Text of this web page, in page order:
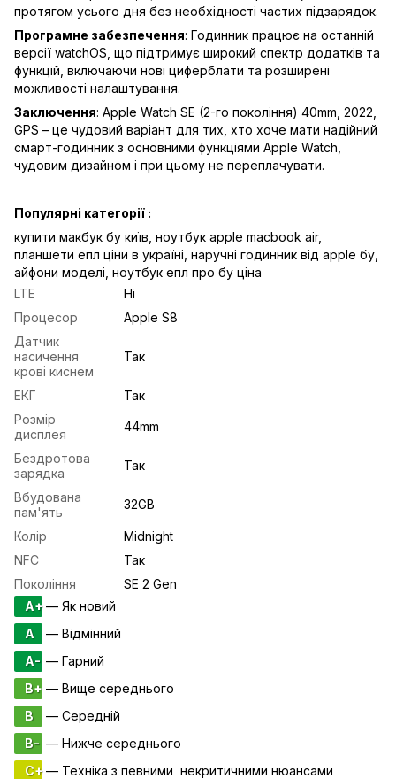
протягом усього дня без необхідності частих підзарядок.
Програмне забезпечення: Годинник працює на останній
версії watchOS, що підтримує широкий спектр додатків та
функцій, включаючи нові циферблати та розширені
можливості налаштування.
Заключення: Apple Watch SE (2-го покоління) 40mm, 2022,
GPS – це чудовий варіант для тих, хто хоче мати надійний
смарт-годинник з основними функціями Apple Watch,
чудовим дизайном і при цьому не переплачувати.
Популярні категорії :
купити макбук бу київ ноутбук apple macbook air,
планшети епл ціни в україні наручні годинник від apple бу
айфони моделі ноутбук епл про бу ціна
LTE
Ні
Процесор
Apple S8
Датчик
насичення
крові киснем
Так
ЕКГ
Так
Розмір
дисплея
44mm
Бездротова
зарядка
Так
Вбудована
пам'ять
32GB
Колір
Midnight
NFC
Так
Покоління
SE 2 Gen
A+— Як новий
A
— Відмінний
A- — Гарний
B+ — Вище середнього
B
— Середній
B- — Нижче середнього
C+— Техніка з певними некритичними нюансами